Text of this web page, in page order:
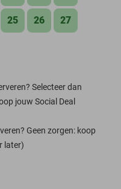
25 26 27
Selecteer dan
jouw Social Deal
Geen zorgen: koop
later)